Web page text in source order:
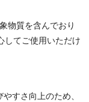
物質を含んでおり
してご使用いただけ
すさ向上のため、